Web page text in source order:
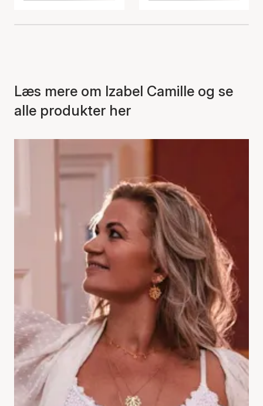
Læs mere om Izabel Camille og se
alle produkter her